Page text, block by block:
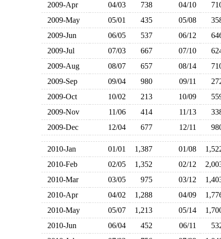
2009-Apr
04/03 738 04/10
2009-May
05/01 435 05/08
2009-Jun
06/05 537 06/12
2009-Jul
07/03 667 07/10
2009-Aug
08/07 657 08/14
2009-Sep
09/04 980 09/11
2009-Oct
10/02 213 10/09
2009-Nov
11/06 414 11/13
2009-Dec
12/04 677 12/11
2010-Jan 01/01 1,387 01/08
2010-Feb
02/05 1,352 02/12
2010-Mar
03/05 975 03/12
2010-Apr
04/02 1,288 04/09
2010-May
05/07 1,213 05/14
2010-Jun
06/04 452 06/11